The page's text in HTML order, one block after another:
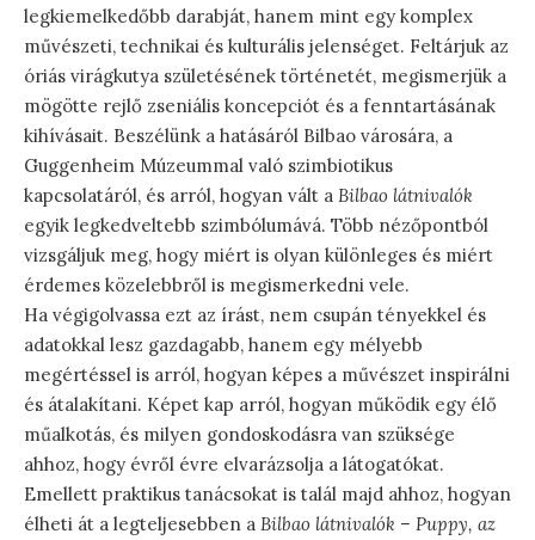
legkiemelkedőbb darabját, hanem mint egy komplex
művészeti, technikai és kulturális jelenséget. Feltárjuk az
óriás virágkutya születésének történetét, megismerjük a
mögötte rejlő zseniális koncepciót és a fenntartásának
kihívásait. Beszélünk a hatásáról Bilbao városára, a
Guggenheim Múzeummal való szimbiotikus
kapcsolatáról, és arról, hogyan vált a Bilbao látnivalók
egyik legkedveltebb szimbólumává. Több nézőpontból
vizsgáljuk meg, hogy miért is olyan különleges és miért
érdemes közelebbről is megismerkedni vele.
Ha végigolvassa ezt az írást, nem csupán tényekkel és
adatokkal lesz gazdagabb, hanem egy mélyebb
megértéssel is arról, hogyan képes a művészet inspirálni
és átalakítani. Képet kap arról, hogyan működik egy élő
műalkotás, és milyen gondoskodásra van szüksége
ahhoz, hogy évről évre elvarázsolja a látogatókat.
Emellett praktikus tanácsokat is talál majd ahhoz, hogyan
élheti át a legteljesebben a Bilbao látnivalók – Puppy, az